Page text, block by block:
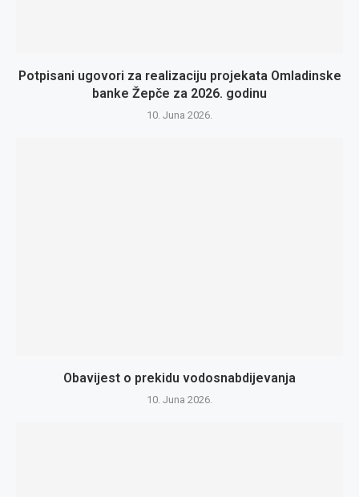
Potpisani ugovori za realizaciju projekata Omladinske
banke Žepče za 2026. godinu
10. Juna 2026.
Obavijest o prekidu vodosnabdijevanja
10. Juna 2026.